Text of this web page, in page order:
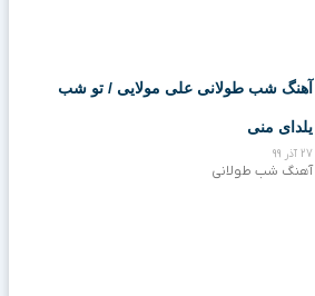
آهنگ شب طولانی علی مولایی / تو شب
یلدای منی
27 آذر 99
آهنگ شب طولانی